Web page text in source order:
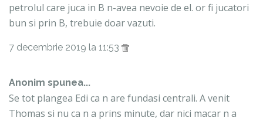
petrolul care juca in B n-avea nevoie de el. or fi jucatori
bun si prin B, trebuie doar vazuti.
7 decembrie 2019 la 11:53
Anonim spunea...
Se tot plangea Edi ca n are fundasi centrali. A venit
Thomas si nu ca n a prins minute, dar nici macar n a